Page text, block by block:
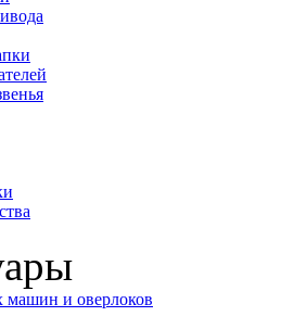
и оверлоков